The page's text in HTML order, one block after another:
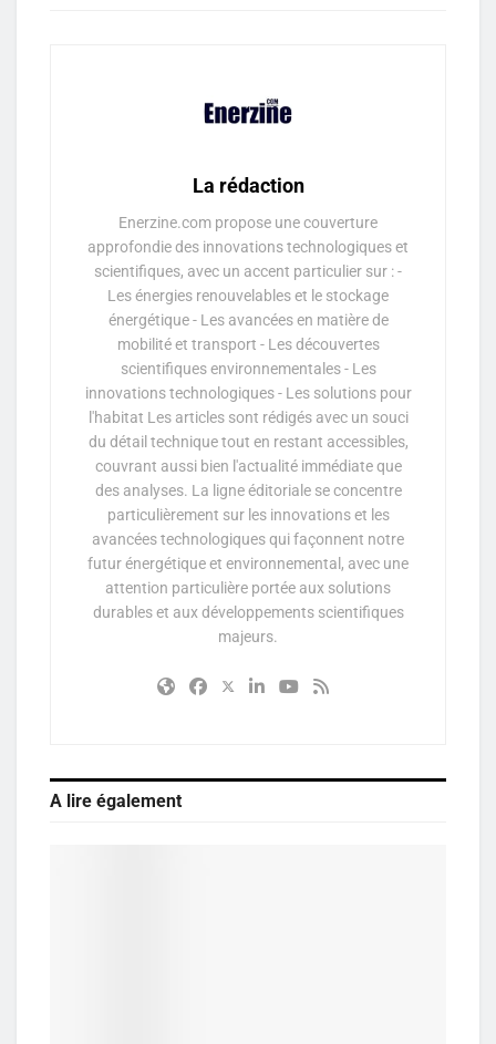
La rédaction
Enerzine.com propose une couverture
approfondie des innovations technologiques et
scientifiques, avec un accent particulier sur : -
Les énergies renouvelables et le stockage
énergétique - Les avancées en matière de
mobilité et transport - Les découvertes
scientifiques environnementales - Les
innovations technologiques - Les solutions pour
l'habitat Les articles sont rédigés avec un souci
du détail technique tout en restant accessibles,
couvrant aussi bien l'actualité immédiate que
des analyses. La ligne éditoriale se concentre
particulièrement sur les innovations et les
avancées technologiques qui façonnent notre
futur énergétique et environnemental, avec une
attention particulière portée aux solutions
durables et aux développements scientifiques
majeurs.
A lire également